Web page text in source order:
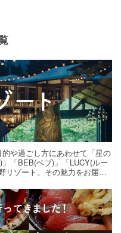
や過ごし方にあわせて「星の
「BEB(ベブ)」「LUCY(ルー
リゾート。その魅力をお届け